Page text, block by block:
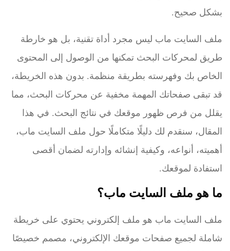
بشكل صحيح.
ملف السايت ماب ليس مجرد أداة تقنية، بل هو خارطة
طريق لمحركات البحث تمكنها من الوصول إلى المحتوى
الخاص بك وفهرسته بطريقة منظمة. بدون هذه الخريطة،
قد تبقى صفحاتك المهمة مخفية عن محركات البحث، مما
يقلل من فرص ظهور موقعك في نتائج البحث. في هذا
المقال، سنقدم لك دليلًا متكاملًا حول ملف السايت ماب،
أهميته، أنواعه، وكيفية إنشائه وإدارته لضمان أقصى
استفادة لموقعك.
ما هو ملف السايت ماب؟
ملف السايت ماب هو ملف إلكتروني يحتوي على خريطة
شاملة لجميع صفحات موقعك الإلكتروني، مصمم خصيصًا